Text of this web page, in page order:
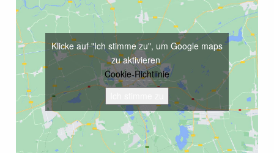
Klicke auf "Ich stimme zu", um Google maps
zu aktivieren
Cookie-Richtlinie